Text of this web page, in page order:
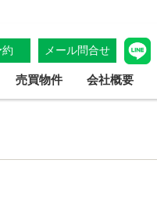
メール問合せ
売買物件 会社概要